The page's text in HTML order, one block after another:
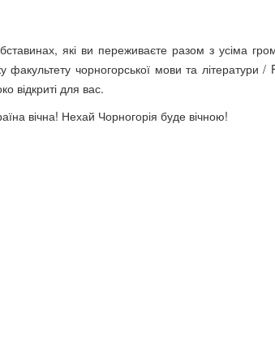
які ви переживаєте разом з усіма
факультету чорногорської мови та літератури
відкриті для вас.
вічна! Нехай Чорногорія буде вічною!